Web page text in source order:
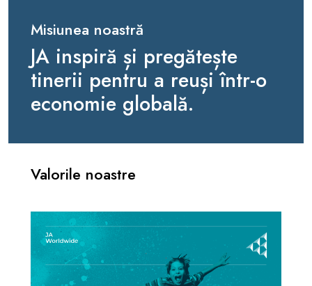
Misiunea noastră
JA inspiră și pregătește
tinerii pentru a reuși într-o
economie globală.
Valorile noastre